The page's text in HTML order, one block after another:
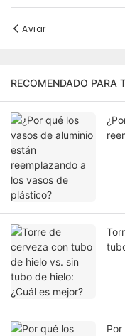
Aviar
RECOMENDADO PARA